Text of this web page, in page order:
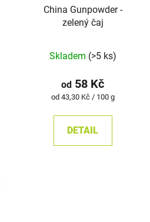
China Gunpowder -
zelený čaj
hodnocení
produktu
je
z
Skladem (>5 ks)
od 58 Kč
Měrná
od 43,30 Kč / 100 g
DETAIL